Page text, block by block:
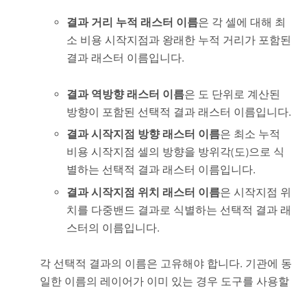
결과 거리 누적 래스터 이름은 각 셀에 대해 최
소 비용 시작지점과 왕래한 누적 거리가 포함된
결과 래스터 이름입니다.
결과 역방향 래스터 이름은 도 단위로 계산된
방향이 포함된 선택적 결과 래스터 이름입니다.
결과 시작지점 방향 래스터 이름은 최소 누적
비용 시작지점 셀의 방향을 방위각(도)으로 식
별하는 선택적 결과 래스터 이름입니다.
결과 시작지점 위치 래스터 이름은 시작지점 위
치를 다중밴드 결과로 식별하는 선택적 결과 래
스터의 이름입니다.
각 선택적 결과의 이름은 고유해야 합니다. 기관에 동
일한 이름의 레이어가 이미 있는 경우 도구를 사용할